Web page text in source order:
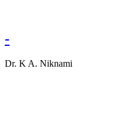
-
Dr. K A. Niknami